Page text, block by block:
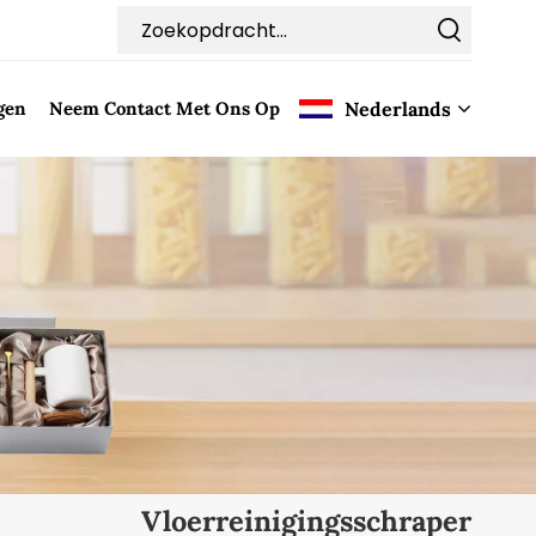
Neem Contact Met Ons Op Nederlands
English
Français
Español
Vloerreinigingsschraper